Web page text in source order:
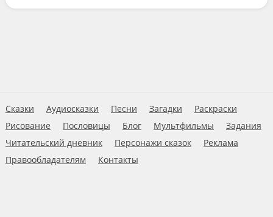
Сказки Аудиосказки Песни Загадки
Раскраски
Рисование
Пословицы Блог Мультфильмы
Задания
Читательский дневник
Персонажи сказок
Реклама
Правообладателям
Контакты